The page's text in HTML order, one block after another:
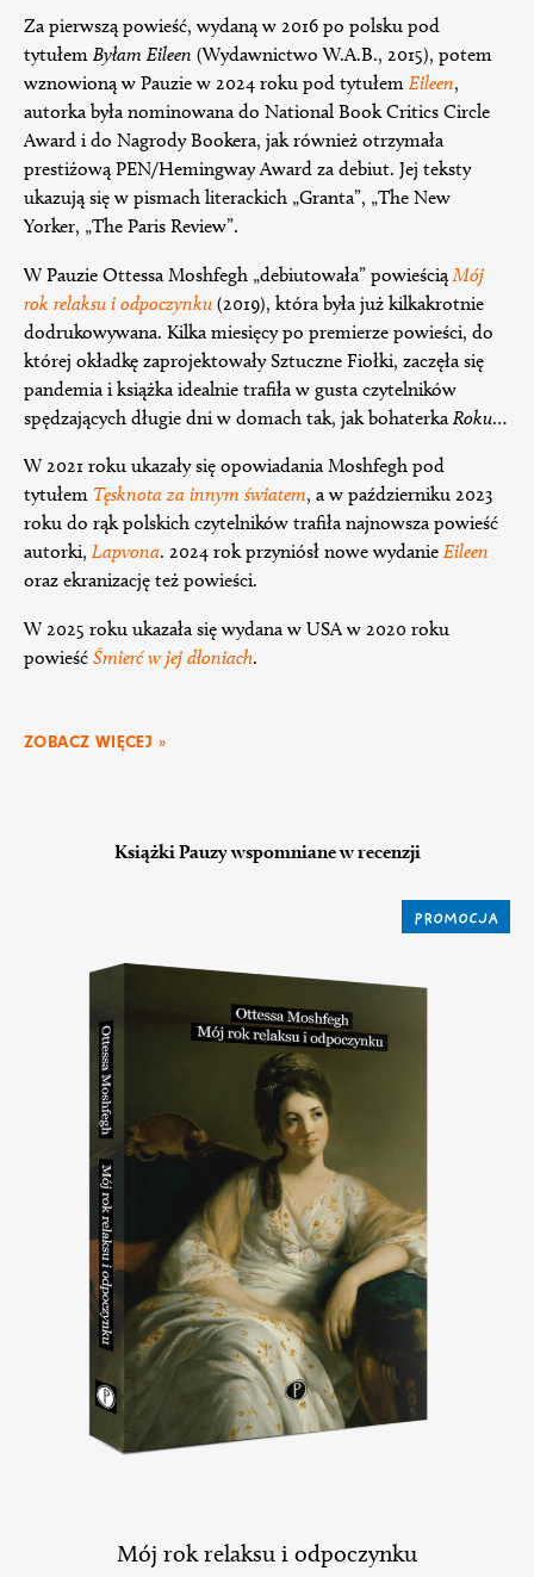
Za pierwszą powieść, wydaną w 2016 po polsku pod
tytułem Byłam Eileen (Wydawnictwo W.A.B., 2015), potem
wznowioną w Pauzie w 2024 roku pod tytułem Eileen,
autorka była nominowana do National Book Critics Circle
Award i do Nagrody Bookera, jak również otrzymała
prestiżową PEN/Hemingway Award za debiut. Jej teksty
ukazują się w pismach literackich „Granta”, „The New
Yorker, „The Paris Review”.
W Pauzie Ottessa Moshfegh „debiutowała” powieścią Mój
rok relaksu i odpoczynku (2019), która była już kilkakrotnie
dodrukowywana. Kilka miesięcy po premierze powieści, do
której okładkę zaprojektowały Sztuczne Fiołki, zaczęła się
pandemia i książka idealnie trafiła w gusta czytelników
spędzających długie dni w domach tak, jak bohaterka Roku…
W 2021 roku ukazały się opowiadania Moshfegh pod
tytułem Tęsknota za innym światem, a w październiku 2023
roku do rąk polskich czytelników trafiła najnowsza powieść
autorki, Lapvona. 2024 rok przyniósł nowe wydanie Eileen
oraz ekranizację też powieści.
W 2025 roku ukazała się wydana w USA w 2020 roku
powieść Śmierć w jej dłoniach.
ZOBACZ WIĘCEJ »
Książki Pauzy wspomniane w recenzji
PROMOCJA
Mój rok relaksu i odpoczynku